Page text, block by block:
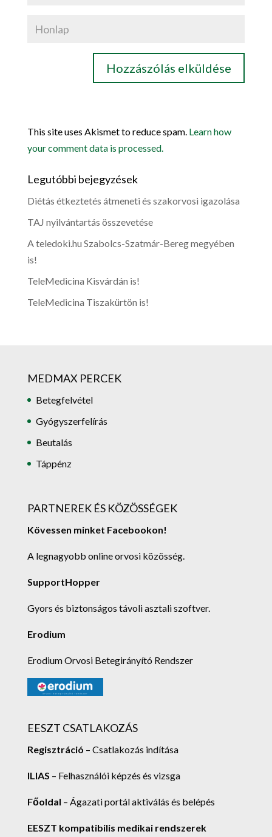
This site uses Akismet to reduce spam. Learn how
your comment data is processed.
Legutóbbi bejegyzések
Diétás étkeztetés átmeneti és szakorvosi igazolása
TAJ nyilvántartás összevetése
A teledoki.hu Szabolcs-Szatmár-Bereg megyében
is!
TeleMedicina Kisvárdán is!
TeleMedicina Tiszakürtön is!
MEDMAX PERCEK
Betegfelvétel
Gyógyszerfelírás
Beutalás
Táppénz
PARTNEREK ÉS KÖZÖSSÉGEK
Kövessen minket Facebookon!
A legnagyobb online orvosi közösség.
SupportHopper
Gyors és biztonságos távoli asztali szoftver.
Erodium
Erodium Orvosi Betegirányító Rendszer
EESZT CSATLAKOZÁS
Regisztráció – Csatlakozás indítása
ILIAS – Felhasználói képzés és vizsga
Főoldal – Ágazati portál aktiválás és belépés
EESZT kompatibilis medikai rendszerek